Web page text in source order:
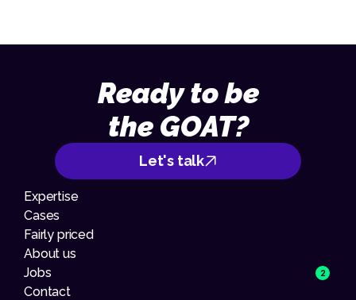
Ready to be
the GOAT?
Let's talk
Expertise
Cases
Fairly priced
About us
Jobs
2
Contact